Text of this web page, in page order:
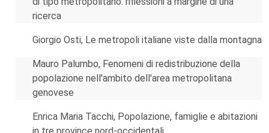
ricerca
Giorgio Osti, Le metropoli italiane viste dalla montagna
Mauro Palumbo, Fenomeni di redistribuzione della
popolazione nell'ambito dell'area metropolitana
genovese
Enrica Maria Tacchi, Popolazione, famiglie e abitazioni